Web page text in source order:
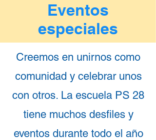
Eventos
especiales
Creemos en unirnos como
comunidad y celebrar unos
con otros. La escuela PS 28
tiene muchos desfiles y
eventos durante todo el año